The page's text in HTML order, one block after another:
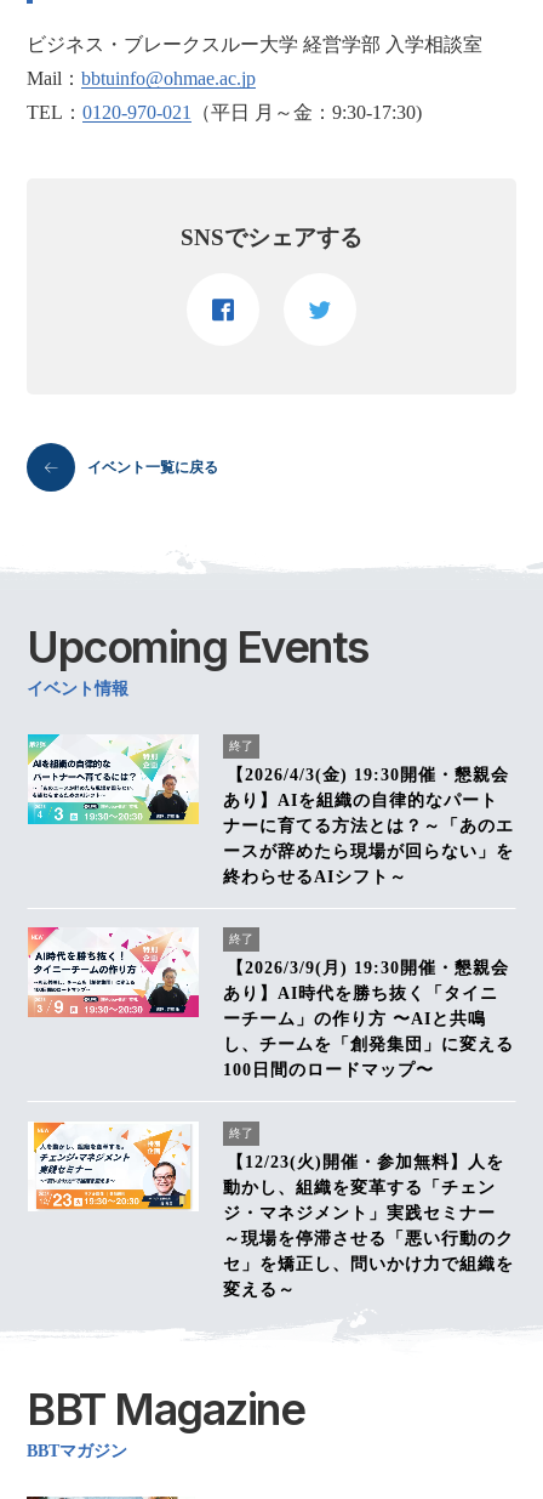
ビジネス・ブレークスルー大学 経営学部 入学相談室
Mail：bbtuinfo@ohmae.ac.jp
TEL：0120-970-021 （平日 月～金：9:30-17:30)
SNSでシェアする
イベント一覧に戻る
Upcoming Events
イベント情報
終了
【2026/4/3(金) 19:30開催・懇親会
あり】AIを組織の自律的なパート
ナーに育てる方法とは？～「あのエ
ースが辞めたら現場が回らない」を
終わらせるAIシフト～
終了
【2026/3/9(月) 19:30開催・懇親会
あり】AI時代を勝ち抜く「タイニ
ーチーム」の作り方 〜AIと共鳴
し、チームを「創発集団」に変える
100日間のロードマップ〜
終了
【12/23(火)開催・参加無料】人を
動かし、組織を変革する「チェン
ジ・マネジメント」実践セミナー
～現場を停滞させる「悪い行動のク
セ」を矯正し、問いかけ力で組織を
変える～
BBT Magazine
BBTマガジン